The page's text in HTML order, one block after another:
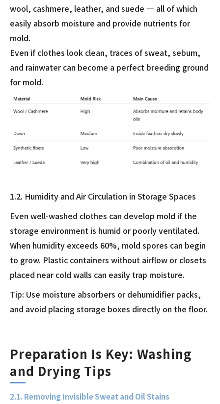
wool, cashmere, leather, and suede — all of which
easily absorb moisture and provide nutrients for
mold.
Even if clothes look clean, traces of sweat, sebum,
and rainwater can become a perfect breeding ground
for mold.
1.2. Humidity and Air Circulation in Storage Spaces
Even well-washed clothes can develop mold if the
storage environment is humid or poorly ventilated.
When humidity exceeds 60%, mold spores can begin
to grow. Plastic containers without airflow or closets
placed near cold walls can easily trap moisture.
Tip: Use moisture absorbers or dehumidifier packs,
and avoid placing storage boxes directly on the floor.
Preparation Is Key: Washing
and Drying Tips
2.1. Removing Invisible Sweat and Oil Stains